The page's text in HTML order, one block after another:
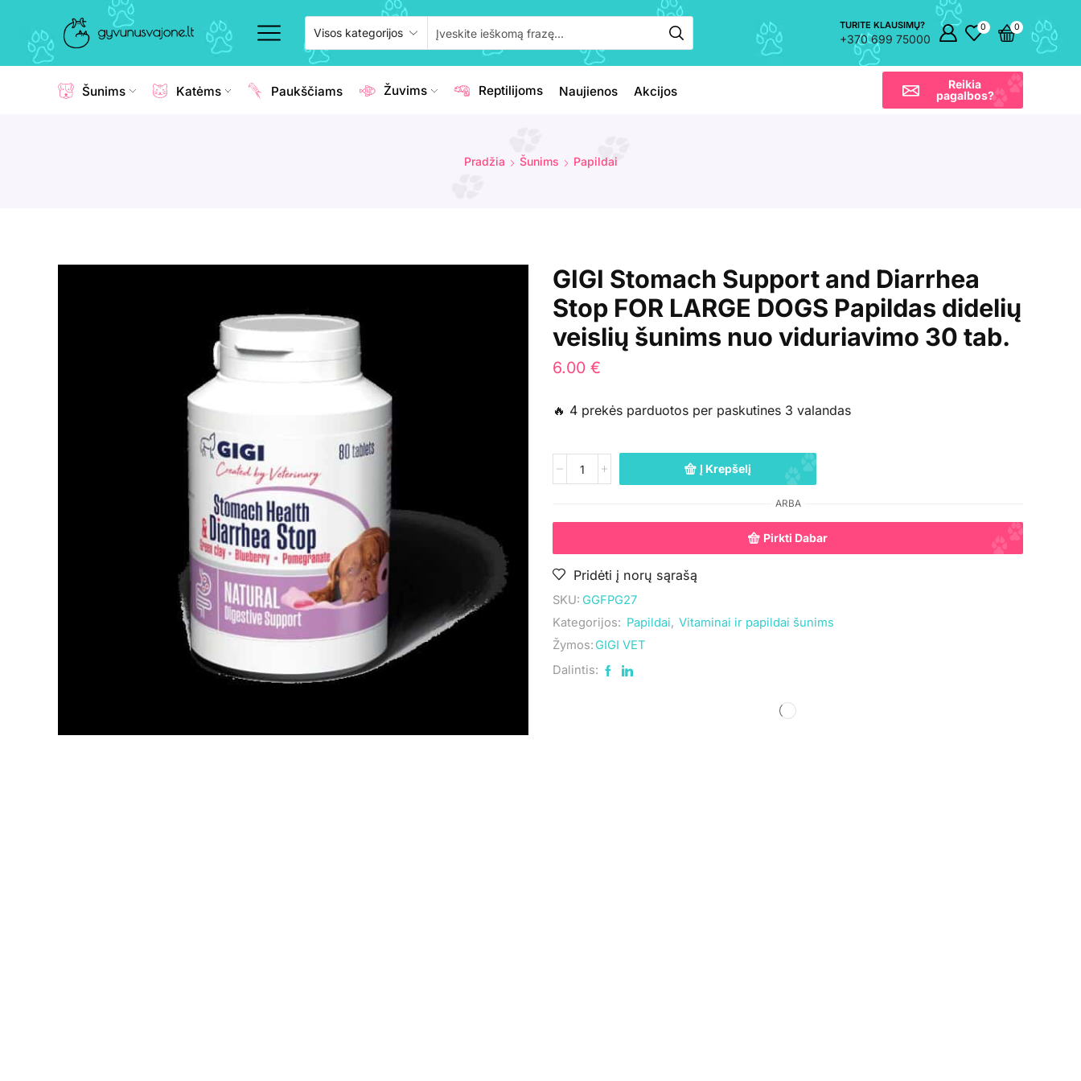
TURITE KLAUSIMŲ?
+370 699 75000
0 0
Šunims Katėms Paukščiams Žuvims Reptilijoms Naujienos Akcijos
Reikia
pagalbos?
Pradžia Šunims Papildai
GIGI Stomach Support and Diarrhea
Stop FOR LARGE DOGS Papildas didelių
veislių šunims nuo viduriavimo 30 tab.
6.00 €
🔥 4 prekės parduotos per paskutines 3 valandas
Į Krepšelį
ARBA
Pirkti Dabar
Pridėti į norų sąrašą
SKU: GGFPG27
Kategorijos: Papildai, Vitaminai ir papildai šunims
Žymos: GIGI VET
Dalintis: